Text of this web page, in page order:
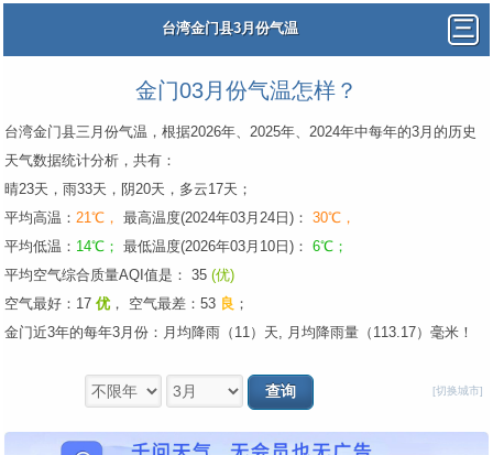
台湾金门县3月份气温
金门03月份气温怎样？
台湾金门县三月份气温，根据2026年、2025年、2024年中每年的3月的历史
天气数据统计分析，共有：
晴23天，雨33天，阴20天，多云17天；
平均高温： 21℃， 最高温度(2024年03月24日)： 30℃，
平均低温： 14℃； 最低温度(2026年03月10日)： 6℃；
平均空气综合质量AQI值是： 35 (优)
空气最好：17 优 ， 空气最差：53 良 ；
金门近3年的每年3月份：月均降雨（11）天, 月均降雨量（113.17）毫米！
[切换城市]